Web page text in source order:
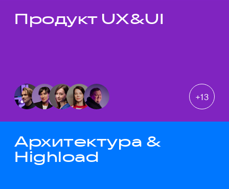
Темы докладов
Продукт UX&UI
+13
Архитектура &
Highload